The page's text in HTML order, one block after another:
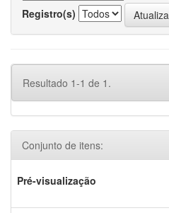
Registro(s)
Resultado 1-1 de 1.
Conjunto de itens:
Pré-visualização